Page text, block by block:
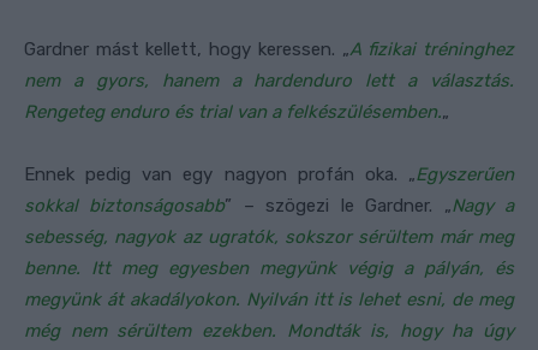
Gardner mást kellett, hogy keressen. „A fizikai tréninghez
nem a gyors, hanem a hardenduro lett a választás.
Rengeteg enduro és trial van a felkészülésemben.„
Ennek pedig van egy nagyon profán oka. „Egyszerűen
sokkal biztonságosabb” – szögezi le Gardner. „Nagy a
sebesség, nagyok az ugratók, sokszor sérültem már meg
benne. Itt meg egyesben megyünk végig a pályán, és
megyünk át akadályokon. Nyilván itt is lehet esni, de meg
még nem sérültem ezekben. Mondták is, hogy ha úgy